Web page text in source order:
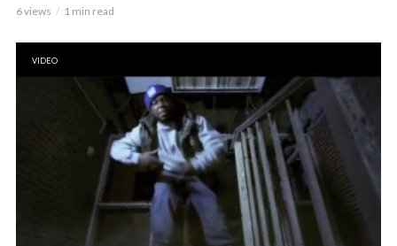
6 views 1 min read
VIDEO